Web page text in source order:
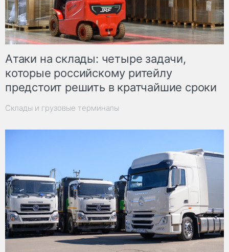
Атаки на склады: четыре задачи,
которые российскому ритейлу
предстоит решить в кратчайшие сроки
Склады и грузовые терминалы